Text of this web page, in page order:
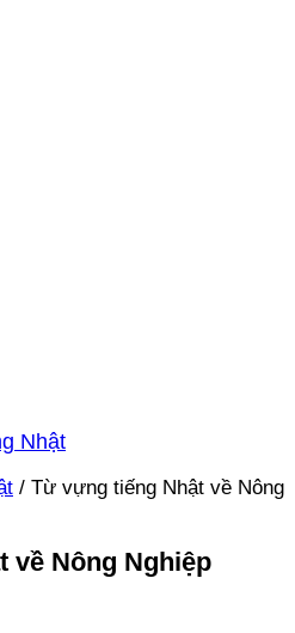
Nhật
/ Từ vựng tiếng Nhật về Nông
về Nông Nghiệp